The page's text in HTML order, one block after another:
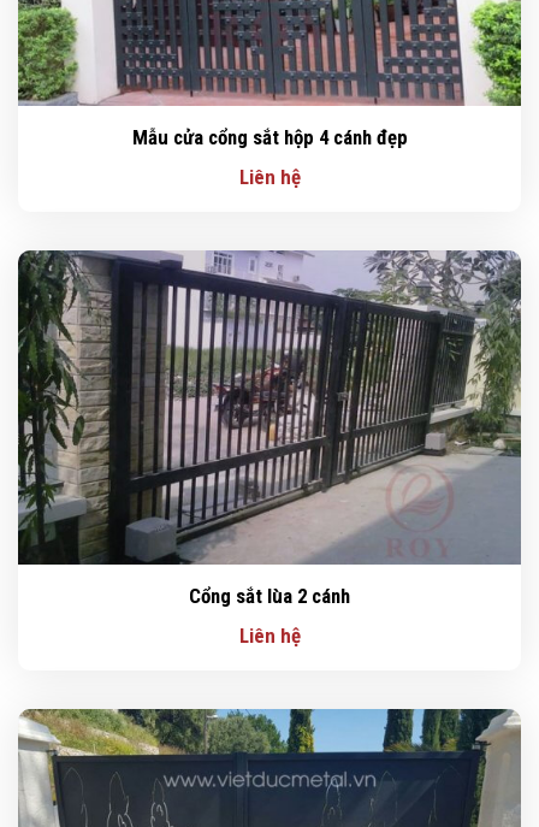
Mẫu cửa cổng sắt hộp 4 cánh đẹp
Liên hệ
Cổng sắt lùa 2 cánh
Liên hệ